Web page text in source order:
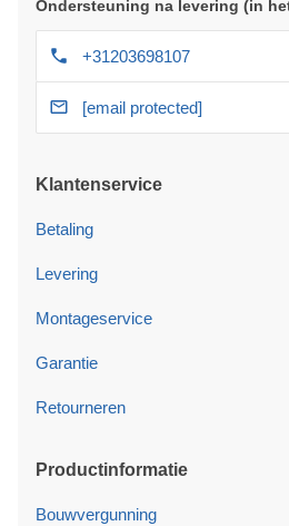
Ondersteuning na levering (in
+31203698107
[email protected]
Klantenservice
Betaling
Levering
Montageservice
Garantie
Retourneren
Productinformatie
Bouwvergunning